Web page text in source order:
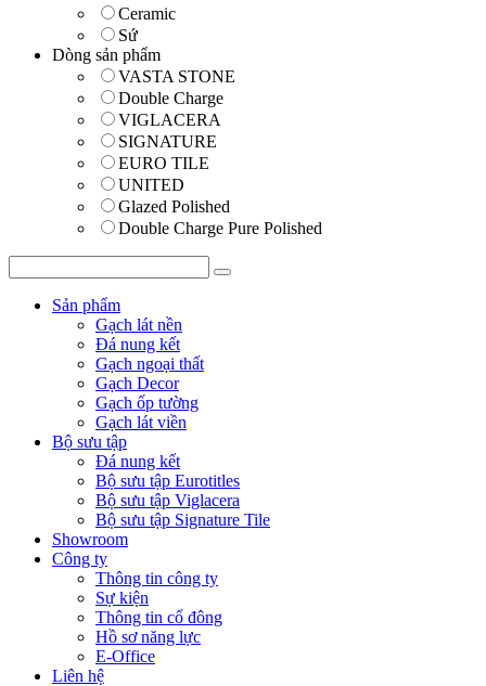
Ceramic
Sứ
Dòng sản phẩm
VASTA STONE
Double Charge
VIGLACERA
SIGNATURE
EURO TILE
UNITED
Glazed Polished
Double Charge Pure Polished
Sản phẩm
Gạch lát nền
Đá nung kết
Gạch ngoại thất
Gạch Decor
Gạch ốp tường
Gạch lát viền
Bộ sưu tập
Đá nung kết
Bộ sưu tập Eurotitles
Bộ sưu tập Viglacera
Bộ sưu tập Signature Tile
Showroom
Công ty
Thông tin công ty
Sự kiện
Thông tin cổ đông
Hồ sơ năng lực
E-Office
Liên hệ